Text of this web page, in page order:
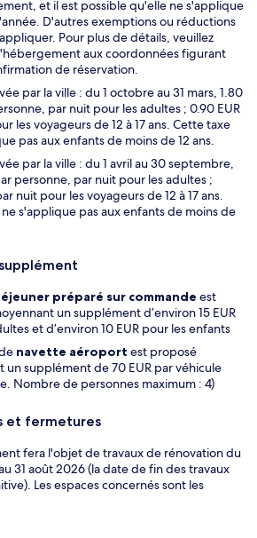
et il est possible qu'elle ne s'applique
D'autres exemptions ou réductions
Pour plus de détails, veuillez
aux coordonnées figurant
de réservation.
par la ville : du 1 octobre au 31 mars, 1.80
par nuit pour les adultes ; 0.90 EUR
les voyageurs de 12 à 17 ans. Cette taxe
pas aux enfants de moins de 12 ans.
par la ville : du 1 avril au 30 septembre,
personne, par nuit pour les adultes ;
nuit pour les voyageurs de 12 à 17 ans.
s'applique pas aux enfants de moins de
préparé sur commande est
un supplément d’environ 15 EUR
et d’environ 10 EUR pour les enfants
navette aéroport est proposé
un supplément de 70 EUR par véhicule
Nombre de personnes maximum : 4)
et fermetures
fera l'objet de travaux de rénovation du
31 août 2026 (la date de fin des travaux
Les espaces concernés sont les